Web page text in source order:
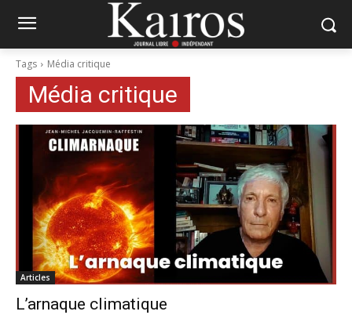
Tags Média critique
Média critique
Articles
L’arnaque climatique